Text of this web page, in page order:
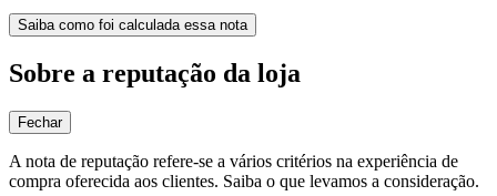
Saiba como foi calculada essa nota
Sobre a reputação da loja
Fechar
A nota de reputação refere-se a vários critérios na experiência de
compra oferecida aos clientes. Saiba o que levamos a consideração.